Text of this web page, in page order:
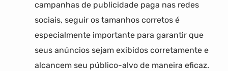
campanhas de publicidade paga nas redes
sociais, seguir os tamanhos corretos é
especialmente importante para garantir que
seus anúncios sejam exibidos corretamente e
alcancem seu público-alvo de maneira eficaz.